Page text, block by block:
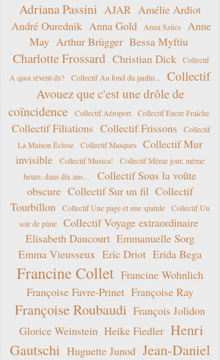
Adriana Passini AJAR Amélie Ardiot
André Ourednik Anna Gold Anna Szücs
Anne
May Arthur Brügger Bessa Myftiu
Charlotte Frossard Christian Dick
Collectif
A quoi rêvent-ils?
Collectif Au fond du jardin...
Collectif
Avouez que c'est une drôle de
coïncidence
Collectif Aéroport Collectif Encre Fraîche
Collectif Filiations Collectif Frissons
Collectif
La Maison Éclose
Collectif Masques
Collectif Mur
invisible
Collectif Musica!
Collectif Même jour, même
heure, dans dix ans…
Collectif Sous la voûte
obscure Collectif Sur un fil Collectif
Tourbillon
Collectif Une page et une spatule
Collectif Un
soir de pluie
Collectif Voyage extraordinaire
Elisabeth Daucourt Emmanuelle Sorg
Emma Vieusseux Eric Driot Erida Bega
Francine Collet Francine Wohnlich
Françoise Favre-Prinet Françoise Ray
Françoise Roubaudi François Jolidon
Glorice Weinstein Heike Fiedler Henri
Gautschi Huguette Junod Jean-Daniel